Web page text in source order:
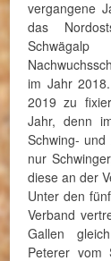
vergangene
das
im Jahr
2019 zu
Jahr, denn
Schwing-
nur
diese an der
Unter den
Verband
Gallen
Peterer vom